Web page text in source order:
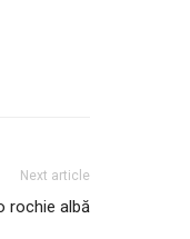
Next article
rochie albă